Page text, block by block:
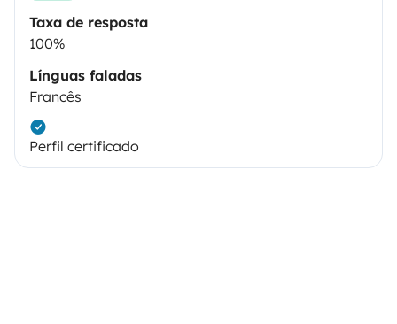
Taxa de resposta
100%
Línguas faladas
Francês
Perfil certificado